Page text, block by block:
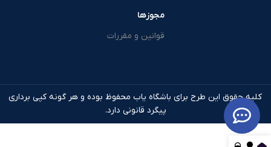
مجوزها
قوانین و مقررات
کلیه حقوق این طرح برای باشگاه یاب محفوظ بوده و هر گونه کپی برداری
پیگرد قانونی دارد.